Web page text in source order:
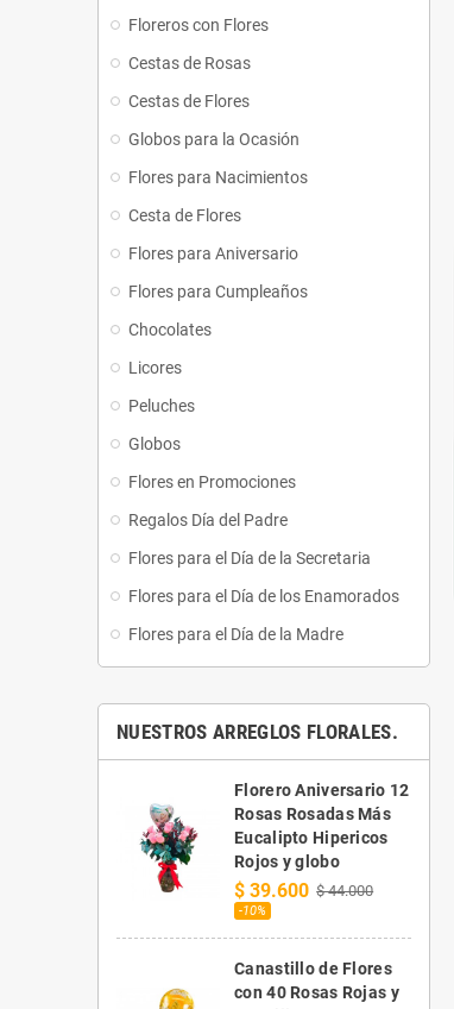
Floreros con Flores
Cestas de Rosas
Cestas de Flores
Globos para la Ocasión
Flores para Nacimientos
Cesta de Flores
Flores para Aniversario
Flores para Cumpleaños
Chocolates
Licores
Peluches
Globos
Flores en Promociones
Regalos Día del Padre
Flores para el Día de la Secretaria
Flores para el Día de los Enamorados
Flores para el Día de la Madre
NUESTROS ARREGLOS FLORALES.
Florero Aniversario 12
Rosas Rosadas Más
Eucalipto Hipericos
Rojos y globo
$ 39.600 $ 44.000
-10%
Canastillo de Flores
con 40 Rosas Rojas y